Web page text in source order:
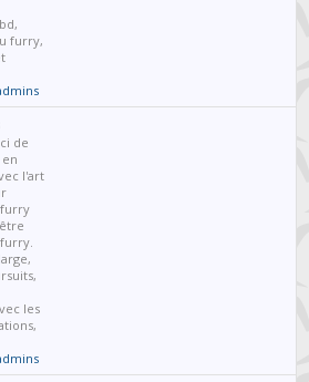
furry,
de
l'art
les